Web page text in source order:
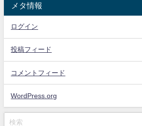
メタ情報
ログイン
投稿フィード
コメントフィード
WordPress.org